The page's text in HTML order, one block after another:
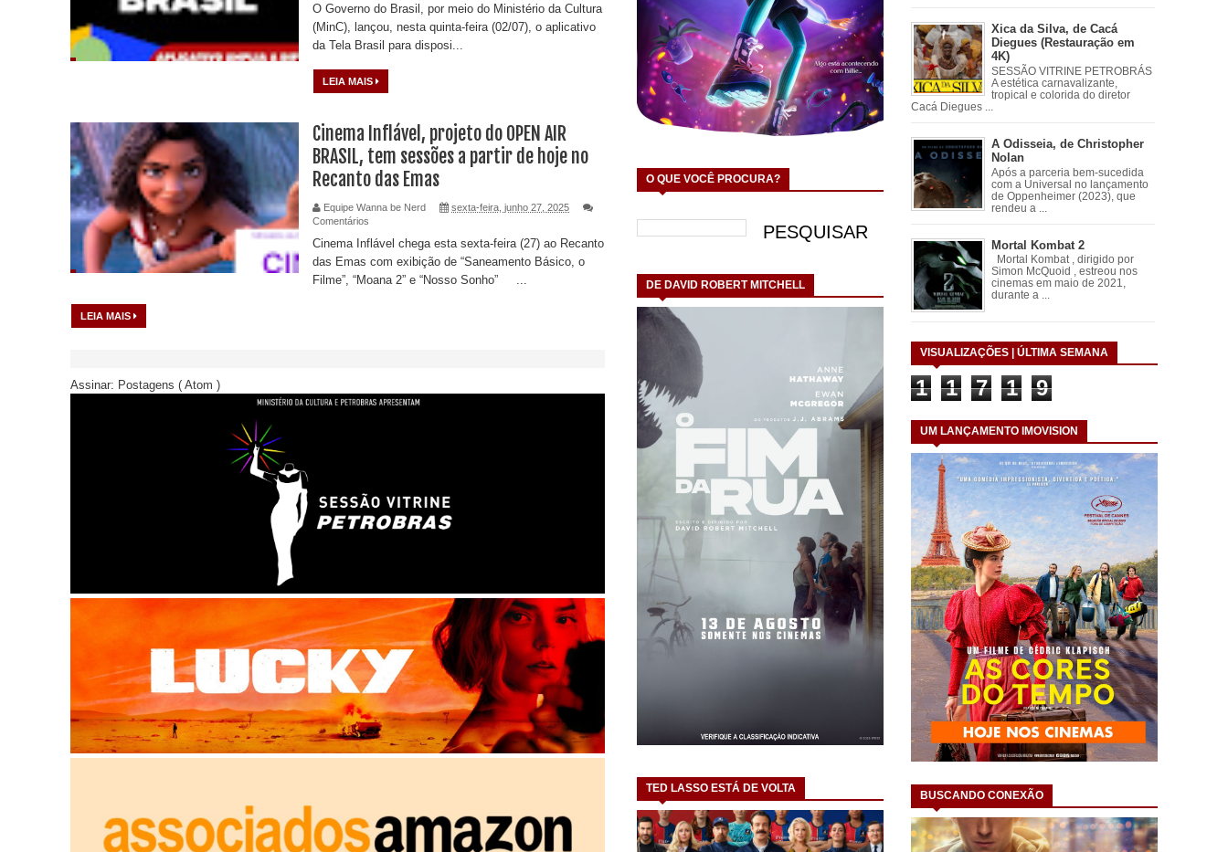
O QUE VOCÊ PROCURA?
DE DAVID ROBERT MITCHELL
TED LASSO ESTÁ DE VOLTA
O Governo do Brasil, por meio do Ministério da Cultura
(MinC), lançou, nesta quinta-feira (02/07), o aplicativo
da Tela Brasil para disposi...
LEIA MAIS
Cinema Inflável, projeto do OPEN AIR
BRASIL, tem sessões a partir de hoje no
Recanto das Emas
Equipe Wanna be Nerd
sexta-feira, junho 27, 2025
Comentários
Cinema Inflável chega esta sexta-feira (27) ao Recanto
das Emas com exibição de “Saneamento Básico, o
Filme”, “Moana 2” e “Nosso Sonho” ...
LEIA MAIS
Assinar: Postagens ( Atom )
Xica da Silva, de Cacá
Diegues (Restauração em
4K)
SESSÃO VITRINE PETROBRÁS
A estética carnavalizante,
tropical e colorida do diretor
Cacá Diegues ...
A Odisseia, de Christopher
Nolan
Após a parceria bem-sucedida
com a Universal no lançamento
de Oppenheimer (2023), que
rendeu a ...
Mortal Kombat 2
Mortal Kombat , dirigido por
Simon McQuoid , estreou nos
cinemas em maio de 2021,
durante a ...
VISUALIZAÇÕES | ÚLTIMA SEMANA
1 1 7 1 9
UM LANÇAMENTO IMOVISION
BUSCANDO CONEXÃO